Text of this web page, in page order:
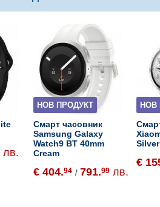
лв.
НОВ ПРОДУКТ
Смарт часовник
Samsung Galaxy
Watch9 BT 40mm
Cream
€ 404.94 /791.99 лв.
НОВ
€